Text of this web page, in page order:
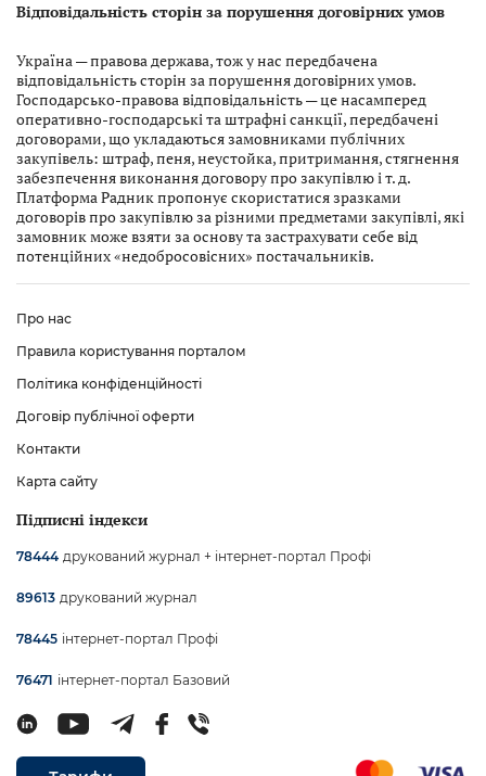
Відповідальність сторін за порушення договірних умов
Україна — правова держава, тож у нас передбачена
відповідальність сторін за порушення договірних умов.
Господарсько-правова відповідальність — це насамперед
оперативно-господарські та штрафні санкції, передбачені
договорами, що укладаються замовниками публічних
закупівель: штраф, пеня, неустойка, притримання, стягнення
забезпечення виконання договору про закупівлю і т. д.
Платформа Радник пропонує скористатися зразками
договорів про закупівлю за різними предметами закупівлі, які
замовник може взяти за основу та застрахувати себе від
потенційних «недобросовісних» постачальників.
Про нас
Правила користування порталом
Політика конфіденційності
Договір публічної оферти
Контакти
Карта сайту
Підписні індекси
78444 друкований журнал + інтернет-портал Профі
89613 друкований журнал
78445 інтернет-портал Профі
76471 інтернет-портал Базовий